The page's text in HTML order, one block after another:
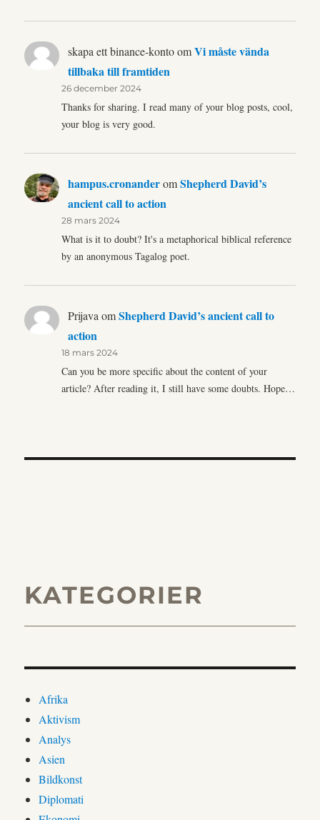
skapa ett binance-kontoomVi måste vända
tillbaka till framtiden
26 december 2024
Thanks for sharing. I read many of your blog posts, cool,
your blog is very good.
hampus.cronanderomShepherd David’s
ancient call to action
28 mars 2024
What is it to doubt? It's a metaphorical biblical reference
by an anonymous Tagalog poet.
Prijava omShepherd David’s ancient call to
action
18 mars 2024
Can you be more specific about the content of your
article? After reading it, I still have some doubts. Hope…
KATEGORIER
Afrika
Aktivism
Analys
Asien
Bildkonst
Diplomati